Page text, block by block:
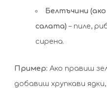
Белтъчини
салата) – пиле,
сирена.
Пример: Ако правиш
добавиш хрупкави